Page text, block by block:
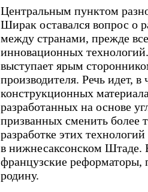
Центральным пунктом
Ширак оставался вопрос о
между странами, прежде
инновационных
выступает ярым
производителя. Речь идет,
конструкционных
разработанных на основе
призванных сменить
разработке этих
в нижнесаксонском Штаде.
французские реформаторы,
родину.